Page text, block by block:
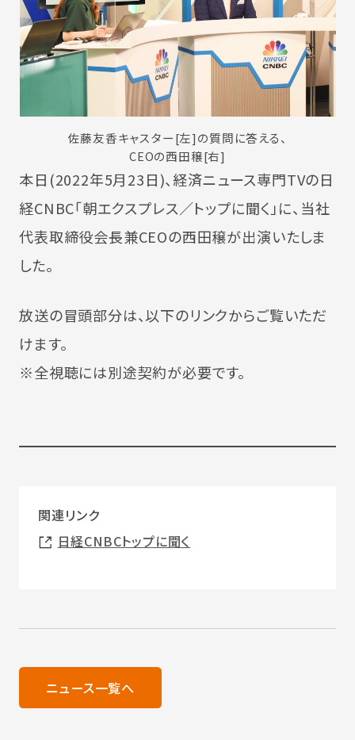
佐藤友香キャスター[左]の質問に答える、
CEOの西田穣[右]
本日(2022年5月23日)、経済ニュース専門TVの日
経CNBC「朝エクスプレス／トップに聞く」に、当社
代表取締役会長兼CEOの西田穣が出演いたしま
した。
放送の冒頭部分は、以下のリンクからご覧いただ
けます。
※全視聴には別途契約が必要です。
関連リンク
日経CNBCトップに聞く
ニュース一覧へ